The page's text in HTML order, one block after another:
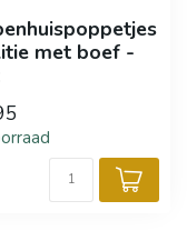
met boef -